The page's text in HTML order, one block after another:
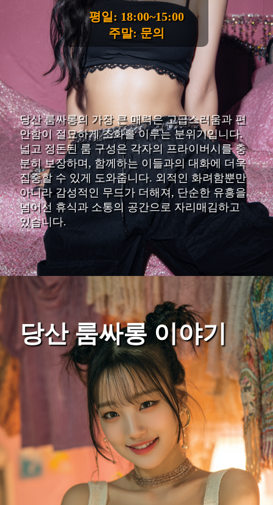
평일: 18:00~15:00
주말: 문의
당산 룸싸롱의 가장 큰 매력은 고급스러움과 편
안함이 절묘하게 조화를 이루는 분위기입니다.
넓고 정돈된 룸 구성은 각자의 프라이버시를 충
분히 보장하며, 함께하는 이들과의 대화에 더욱
집중할 수 있게 도와줍니다. 외적인 화려함뿐만
아니라 감성적인 무드가 더해져, 단순한 유흥을
넘어선 휴식과 소통의 공간으로 자리매김하고
있습니다.
당산 룸싸롱 이야기